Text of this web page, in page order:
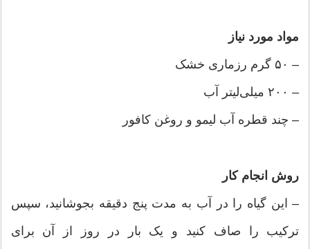
مواد مورد نیاز
– ۵۰ گرم رزماری خشک
– ۲۰۰ میلی‌لیتر آب
– چند قطره آب لیمو و روغن کافور
روش انجام کار
– این گیاه را در آب به مدت پنج دقیقه بجوشانید، سپس
ترکیب را صاف کنید و یک بار در روز از آن برای